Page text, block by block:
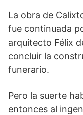
La obra de
fue continuada
arquitecto Félix
concluir la
funerario.
Pero la suerte
entonces al